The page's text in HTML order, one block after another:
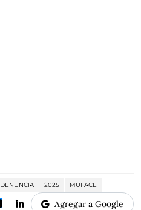
DENUNCIA 2025 MUFACE
Agregar a Google